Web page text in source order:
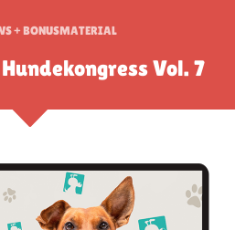
+ BONUSMATERIAL
Vol. 7